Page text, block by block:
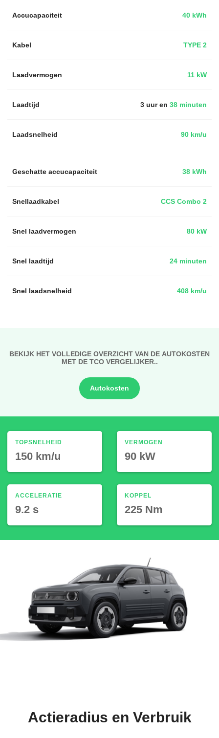
Accucapaciteit 40 kWh
Kabel TYPE 2
Laadvermogen 11 kW
Laadtijd 3 uur en 38 minuten
Laadsnelheid 90 km/u
38 kWh
Geschatte accucapaciteit
Snellaadkabel CCS Combo 2
Snel laadvermogen 80 kW
Snel laadtijd 24 minuten
Snel laadsnelheid 408 km/u
BEKIJK HET VOLLEDIGE OVERZICHT VAN DE AUTOKOSTEN
MET DE TCO VERGELIJKER..
Autokosten
TOPSNELHEID
150 km/u
ACCELERATIE
9.2 s
VERMOGEN
90 kW
KOPPEL
225 Nm
Actieradius en Verbruik